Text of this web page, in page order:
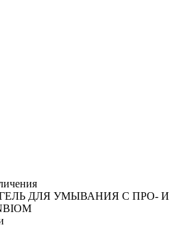
ДЛЯ УМЫВАНИЯ C ПРО- И